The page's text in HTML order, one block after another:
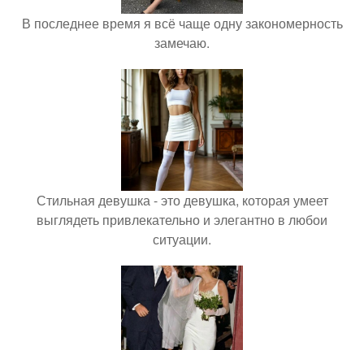
В последнее время я всё чаще одну закономерность
замечаю.
Стильная девушка - это девушка, которая умеет
выглядеть привлекательно и элегантно в любои
ситуации.